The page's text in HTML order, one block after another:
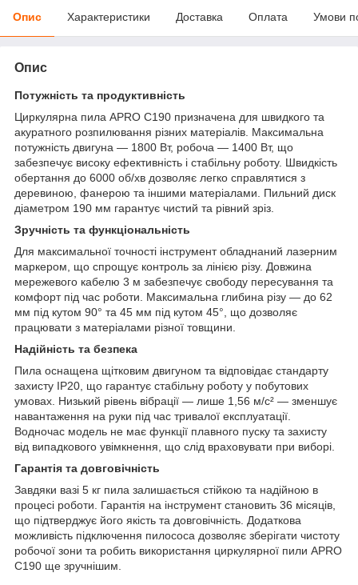
Опис Характеристики Доставка Оплата Умови
Опис
Потужність та продуктивність
Циркулярна пила APRO C190 призначена для швидкого та
акуратного розпилювання різних матеріалів. Максимальна
потужність двигуна — 1800 Вт, робоча — 1400 Вт, що
забезпечує високу ефективність і стабільну роботу. Швидкість
обертання до 6000 об/хв дозволяє легко справлятися з
деревиною, фанерою та іншими матеріалами. Пильний диск
діаметром 190 мм гарантує чистий та рівний зріз.
Зручність та функціональність
Для максимальної точності інструмент обладнаний лазерним
маркером, що спрощує контроль за лінією різу. Довжина
мережевого кабелю 3 м забезпечує свободу пересування та
комфорт під час роботи. Максимальна глибина різу — до 62
мм під кутом 90° та 45 мм під кутом 45°, що дозволяє
працювати з матеріалами різної товщини.
Надійність та безпека
Пила оснащена щітковим двигуном та відповідає стандарту
захисту IP20, що гарантує стабільну роботу у побутових
умовах. Низький рівень вібрації — лише 1,56 м/с² — зменшує
навантаження на руки під час тривалої експлуатації.
Водночас модель не має функції плавного пуску та захисту
від випадкового увімкнення, що слід враховувати при виборі.
Гарантія та довговічність
Завдяки вазі 5 кг пила залишається стійкою та надійною в
процесі роботи. Гарантія на інструмент становить 36 місяців,
що підтверджує його якість та довговічність. Додаткова
можливість підключення пилососа дозволяє зберігати чистоту
робочої зони та робить використання циркулярної пили APRO
C190 ще зручнішим.